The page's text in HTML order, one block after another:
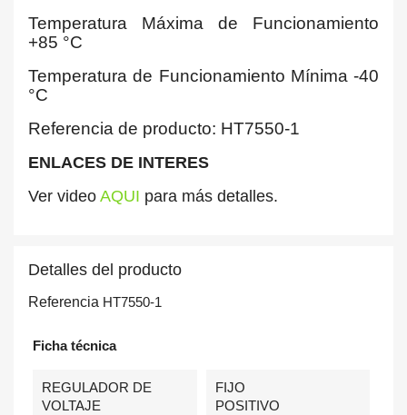
Temperatura Máxima de Funcionamiento
+85 °C
Temperatura de Funcionamiento Mínima -40
°C
Referencia de producto: HT7550-1
ENLACES DE INTERES
Ver video AQUI para más detalles.
Detalles del producto
Referencia HT7550-1
Ficha técnica
REGULADOR DE
VOLTAJE
FIJO
POSITIVO